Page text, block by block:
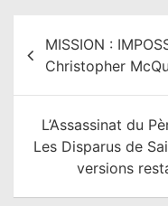
t
MISSION :
Christopher
L’Assassinat du
Les Disparus de
versions